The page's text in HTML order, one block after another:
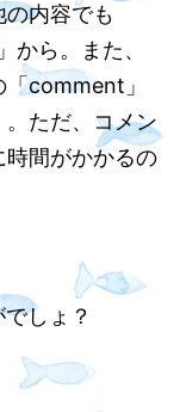
内容でも
」から。また、
comment」
ただ、コメン
時間がかかるの
しょ？